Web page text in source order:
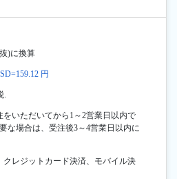
)に換算
円
をいただいてから1～2営業日以内で
な場合は、受注後3～4営業日以内に
クレジットカード決済、モバイル決